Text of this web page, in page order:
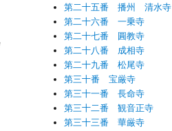
第二十五番 播州 清水寺
第二十六番 一乗寺
第二十七番 圓教寺
第二十八番 成相寺
第二十九番 松尾寺
第三十番 宝厳寺
第三十一番 長命寺
第三十二番 観音正寺
第三十三番 華厳寺